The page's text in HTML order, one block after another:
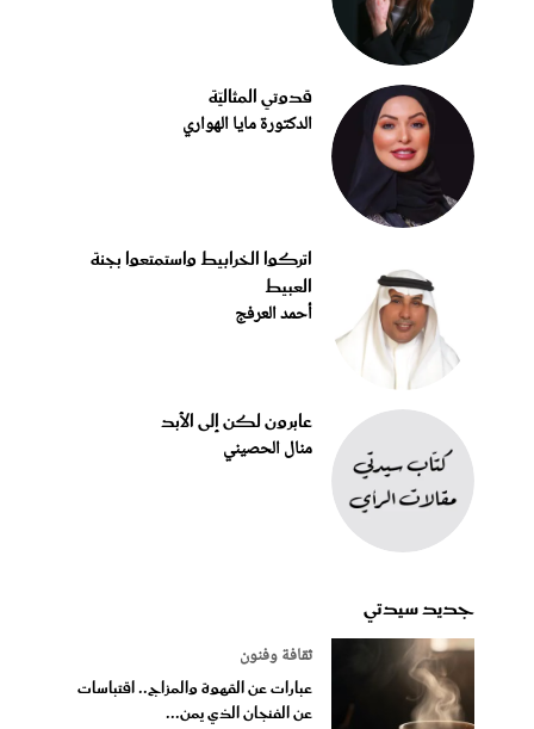
قدوتي المثاليّة
الدكتورة مايا الهواري
اتركوا الخرابيط واستمتعوا بجنة
العبيط
أحمد العرفج
عابرون لكن إلى الأبد
منال الحصيني
جديد سيدتي
ثقافة وفنون
عبارات عن القهوة والمزاج.. اقتباسات
عن الفنجان الذي يمن...